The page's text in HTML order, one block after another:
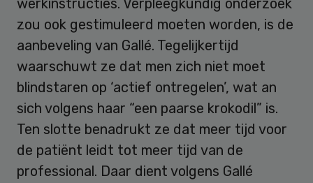
werkinstructies. Verpleegkundig onderzoek
zou ook gestimuleerd moeten worden, is de
aanbeveling van Gallé. Tegelijkertijd
waarschuwt ze dat men zich niet moet
blindstaren op ‘actief ontregelen’, wat an
sich volgens haar “een paarse krokodil” is.
Ten slotte benadrukt ze dat meer tijd voor
de patiënt leidt tot meer tijd van de
professional. Daar dient volgens Gallé